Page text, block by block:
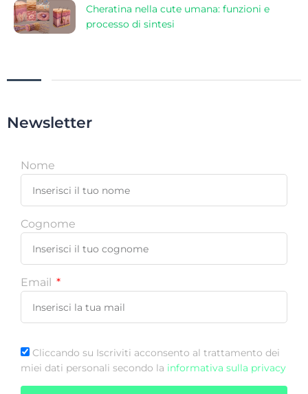
Cheratina nella cute umana: funzioni e
processo di sintesi
Newsletter
Nome
Cognome
Email
Cliccando su Iscriviti acconsento al trattamento dei
miei dati personali secondo la informativa sulla privacy